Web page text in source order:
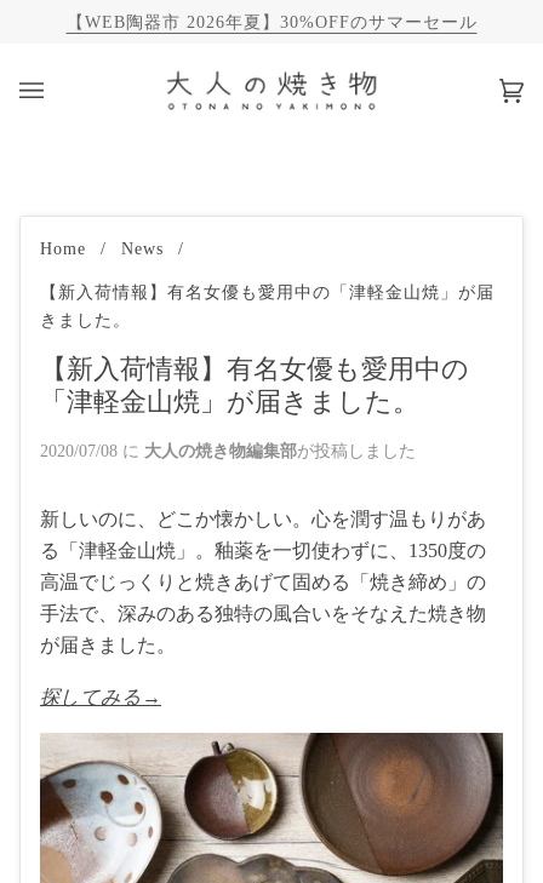
【WEB陶器市 2026年夏】30%OFFのサマーセール
カ
Home / News /
【新入荷情報】有名女優も愛用中の「津軽金山焼」が届
きました。
【新入荷情報】有名女優も愛用中の
「津軽金山焼」が届きました。
2020/07/08 に 大人の焼き物編集部が投稿しました
新しいのに、どこか懐かしい。心を潤す温もりがあ
る「津軽金山焼」。釉薬を一切使わずに、1350度の
高温でじっくりと焼きあげて固める「焼き締め」の
手法で、深みのある独特の風合いをそなえた焼き物
が届きました。
探してみる→